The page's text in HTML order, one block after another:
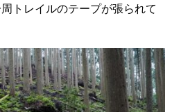
トレイルのテープが張られて